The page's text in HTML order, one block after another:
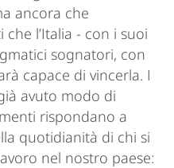
ancora che
l’Italia - con i suoi
sognatori, con
capace di vincerla. I
avuto modo di
rispondano a
quotidianità di chi si
nel nostro paese: